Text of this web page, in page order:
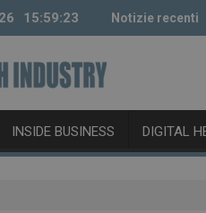
15:59:24 Notizie recenti
INSIDE BUSINESS DIGITAL